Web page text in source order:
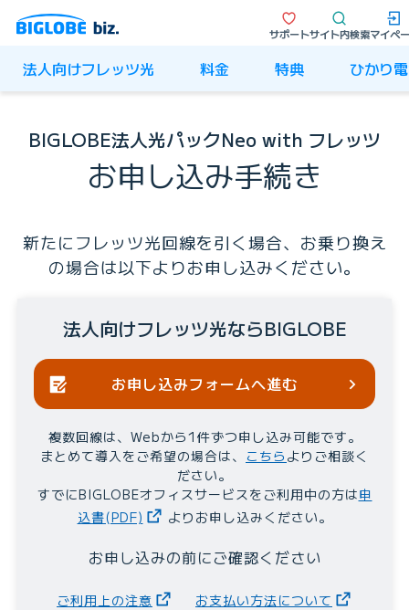
サポートサイト内検索マイペ
法人向けフレッツ光 料金 特典 ひかり
BIGLOBE法人光パックNeo with フレッツ
お申し込み手続き
新たにフレッツ光回線を引く場合、お乗り換え
の場合は以下よりお申し込みください。
法人向けフレッツ光ならBIGLOBE
お申し込みフォームへ進む
複数回線は、Webから1件ずつ申し込み可能です。
まとめて導入をご希望の場合は、 こちら よりご相談く
ださい。
すでにBIGLOBEオフィスサービスをご利用中の方は申
込書(PDF)
よりお申し込みください。
お申し込みの前にご確認ください
ご利用上の注意 お支払い方法について